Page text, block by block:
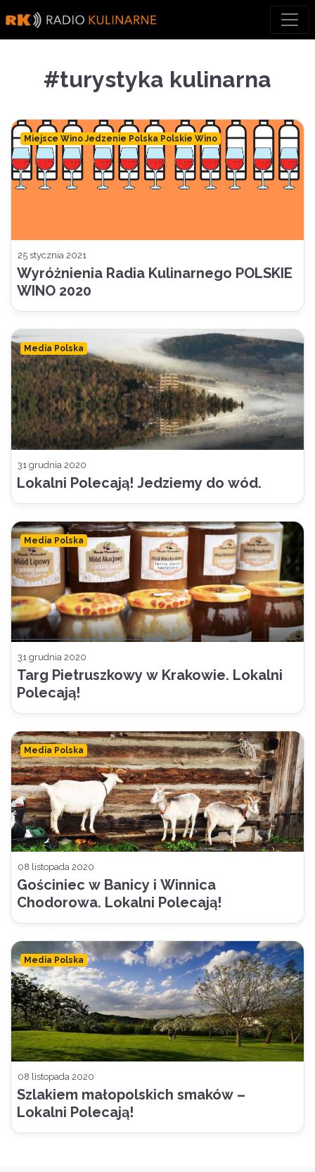
to
content
#turystyka kulinarna
Miejsce Wino Jedzenie Polska Polskie Wino
25 stycznia 2021
Wyróżnienia Radia Kulinarnego POLSKIE
WINO 2020
Media Polska
31 grudnia 2020
Lokalni Polecają! Jedziemy do wód.
Media Polska
31 grudnia 2020
Targ Pietruszkowy w Krakowie. Lokalni
Polecają!
Media Polska
08 listopada 2020
Gościniec w Banicy i Winnica
Chodorowa. Lokalni Polecają!
Media Polska
08 listopada 2020
Szlakiem małopolskich smaków –
Lokalni Polecają!